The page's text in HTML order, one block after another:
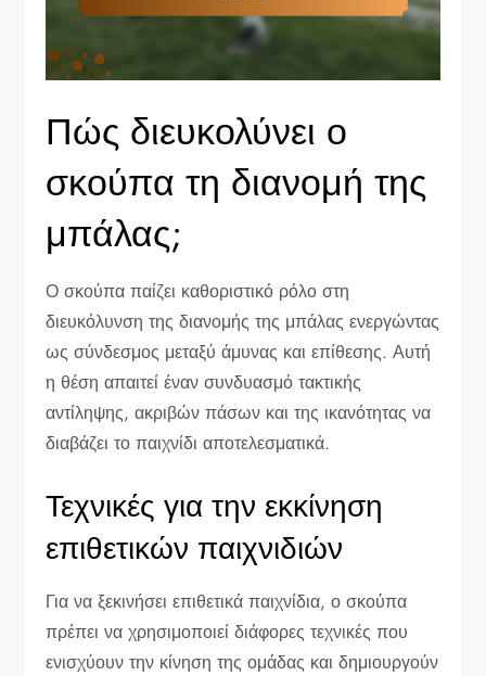
Πώς διευκολύνει ο
σκούπα τη διανομή της
μπάλας;
Ο σκούπα παίζει καθοριστικό ρόλο στη
διευκόλυνση της διανομής της μπάλας ενεργώντας
ως σύνδεσμος μεταξύ άμυνας και επίθεσης. Αυτή
η θέση απαιτεί έναν συνδυασμό τακτικής
αντίληψης, ακριβών πάσων και της ικανότητας να
διαβάζει το παιχνίδι αποτελεσματικά.
Τεχνικές για την εκκίνηση
επιθετικών παιχνιδιών
Για να ξεκινήσει επιθετικά παιχνίδια, ο σκούπα
πρέπει να χρησιμοποιεί διάφορες τεχνικές που
ενισχύουν την κίνηση της ομάδας και δημιουργούν